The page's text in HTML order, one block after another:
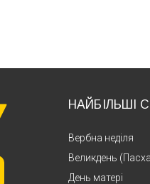
НАЙБІЛЬШІ
Вербна неділя
Великдень
День матері